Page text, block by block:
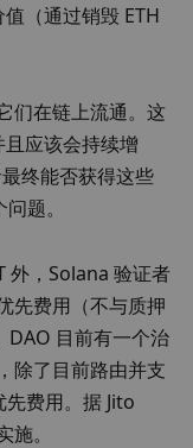
（通过销毁 ETH
们在链上流通。这
应该会持续增
终能否获得这些
题。
外，Solana 验证者
先费用（不与质押
DAO 目前有一个治
除了目前路由并支
费用。据 Jito
。